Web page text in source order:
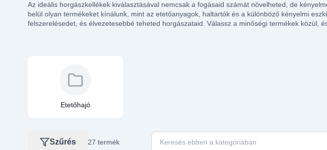
Az ideális horgászkellékek kiválasztásával nemcsak a fogásaid számát növelheted, de
belül olyan termékeket kínálunk, mint az etetőanyagok, haltartók és a különböző kényelmi
felszerelésedet, és élvezetesebbé teheted horgászataid. Válassz a minőségi termékek közül,
Etetőhajó
Szűrés 27 termék
Keresés ebben a kategóriában